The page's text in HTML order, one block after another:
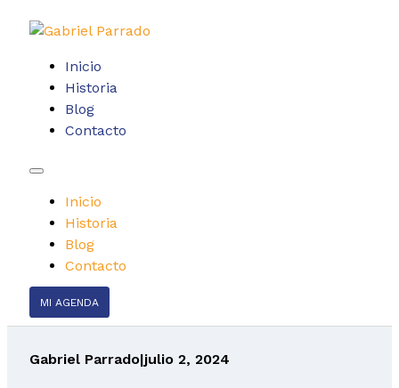
Inicio
Historia
Blog
Contacto
Inicio
Historia
Blog
Contacto
MI AGENDA
Gabriel Parrado|julio 2, 2024